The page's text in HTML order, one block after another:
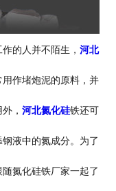
的人并不陌生， 河北
作堵炮泥的原料，并
， 河北氮化硅铁还可
液中的氮成分。为了
氮化硅铁厂家一起了